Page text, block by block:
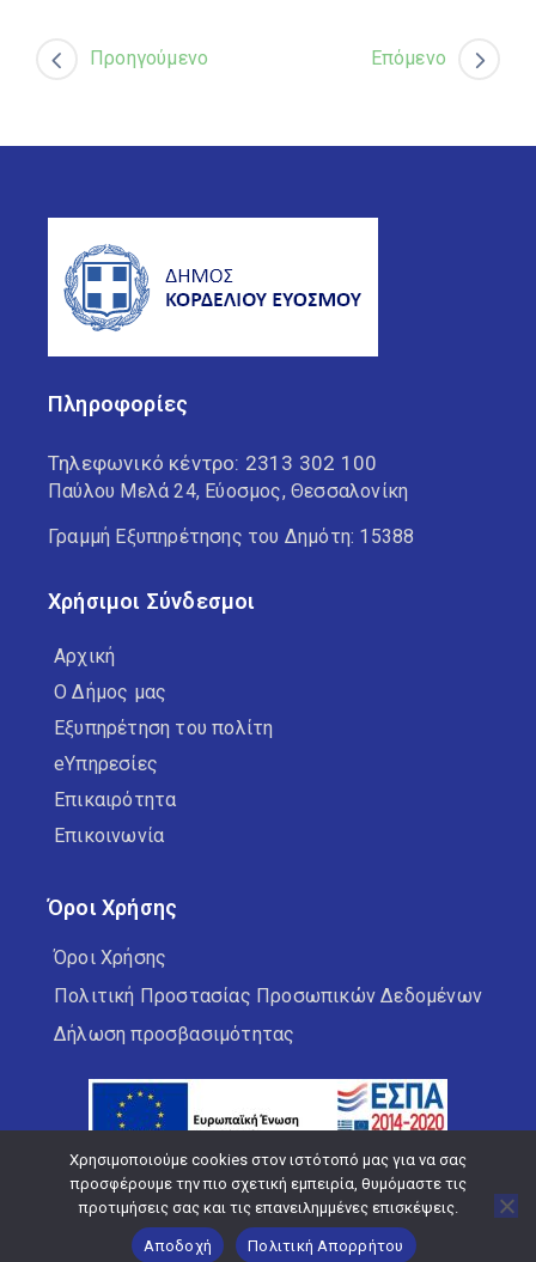
Προηγούμενο Επόμενο
Πληροφορίες
Τηλεφωνικό κέντρο: 2313 302 100
Παύλου Μελά 24, Εύοσμος, Θεσσαλονίκη
Γραμμή Εξυπηρέτησης του Δημότη: 15388
Χρήσιμοι Σύνδεσμοι
Αρχική
Ο Δήμος μας
Εξυπηρέτηση του πολίτη
eΥπηρεσίες
Επικαιρότητα
Επικοινωνία
Όροι Χρήσης
Όροι Χρήσης
Πολιτική Προστασίας Προσωπικών Δεδομένων
Δήλωση προσβασιμότητας
Copyright © 2026 Δήμος Κορδελιού Ευόσμου
Χρησιμοποιούμε cookies στον ιστότοπό μας για να σας
προσφέρουμε την πιο σχετική εμπειρία, θυμόμαστε τις
προτιμήσεις σας και τις επανειλημμένες επισκέψεις.
Αποδοχή Πολιτική Απορρήτου